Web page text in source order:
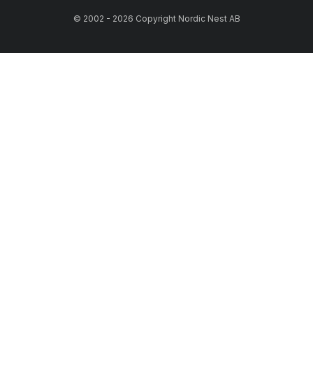
© 2002 - 2026 Copyright Nordic Nest AB